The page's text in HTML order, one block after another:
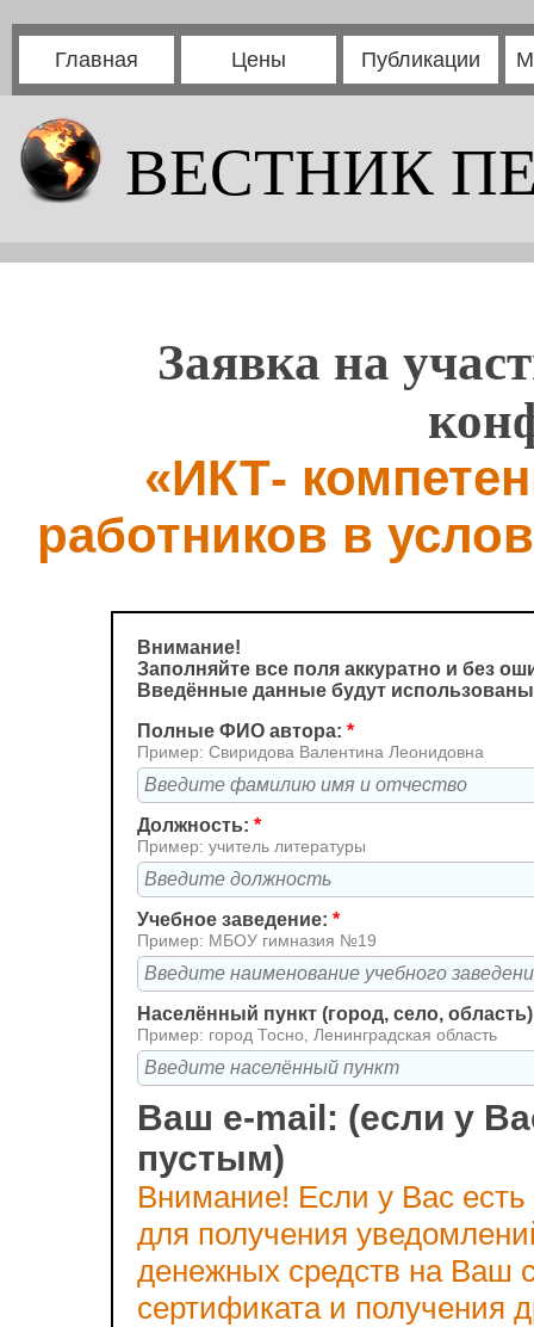
Главная Цены Публикации
ВЕСТНИК
Заявка на
«ИКТ-
работников в
Внимание!
Заполняйте все поля аккуратно и без
Введённые данные будут
Полные ФИО автора: *
Пример: Свиридова Валентина Леонидовна
Должность: *
Пример: учитель литературы
Учебное заведение: *
Пример: МБОУ гимназия №19
Населённый пункт (город, село,
Пример: город Тосно, Ленинградская область
Ваш e-mail: (если у
пустым)
Внимание! Если у Вас
для получения
денежных средств на Ваш
сертификата и получения